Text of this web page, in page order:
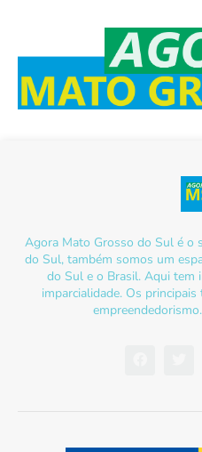
Agora Mato Grosso do Sul é o
do Sul, também somos um
do Sul e o Brasil. Aqui tem
imparcialidade. Os